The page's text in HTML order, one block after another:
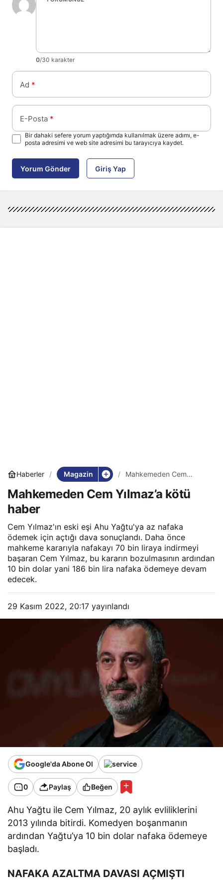
0/30 karakter
Ad *
E-Posta *
Bir dahaki sefere yorum yaptığımda kullanılmak üzere adımı, e-
posta adresimi ve web site adresimi bu tarayıcıya kaydet.
Yorum Gönder Giriş Yap
Haberler Magazin
Mahkemeden Cem
Mahkemeden Cem Yılmaz’a kötü
haber
Cem Yılmaz'ın eski eşi Ahu Yağtu'ya az nafaka
ödemek için açtığı dava sonuçlandı. Daha önce
mahkeme kararıyla nafakayı 70 bin liraya indirmeyi
başaran Cem Yılmaz, bu kararın bozulmasının ardından
10 bin dolar yani 186 bin lira nafaka ödemeye devam
edecek.
29 Kasım 2022, 20:17 yayınlandı
Google'da Abone Ol
0 Paylaş Beğen
Ahu Yağtu ile Cem Yılmaz, 20 aylık evliliklerini
2013 yılında bitirdi. Komedyen boşanmanın
ardından Yağtu’ya 10 bin dolar nafaka ödemeye
başladı.
NAFAKA AZALTMA DAVASI AÇMIŞTI